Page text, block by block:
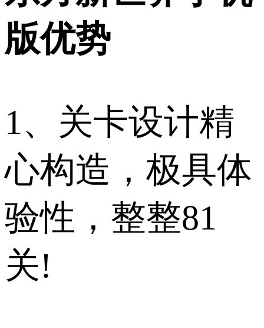
版优势
1、关卡设计精
心构造，极具体
验性，整整81
关!